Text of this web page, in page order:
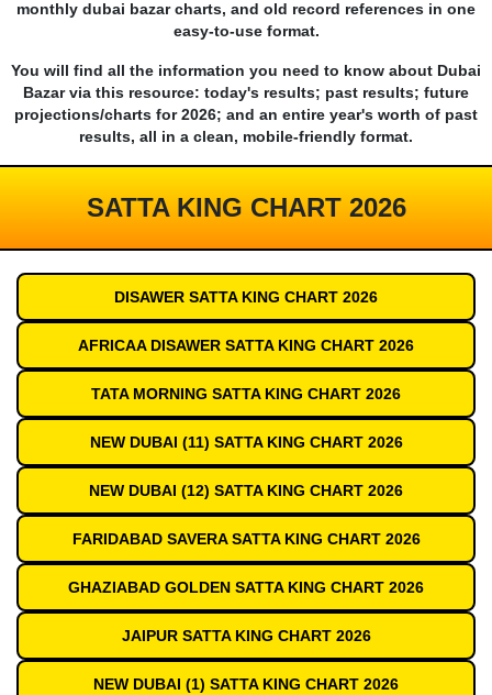
monthly dubai bazar charts, and old record references in one
easy-to-use format.
You will find all the information you need to know about Dubai
Bazar via this resource: today's results; past results; future
projections/charts for 2026; and an entire year's worth of past
results, all in a clean, mobile-friendly format.
SATTA KING CHART 2026
DISAWER SATTA KING CHART 2026
AFRICAA DISAWER SATTA KING CHART 2026
TATA MORNING SATTA KING CHART 2026
NEW DUBAI (11) SATTA KING CHART 2026
NEW DUBAI (12) SATTA KING CHART 2026
FARIDABAD SAVERA SATTA KING CHART 2026
GHAZIABAD GOLDEN SATTA KING CHART 2026
JAIPUR SATTA KING CHART 2026
NEW DUBAI (1) SATTA KING CHART 2026